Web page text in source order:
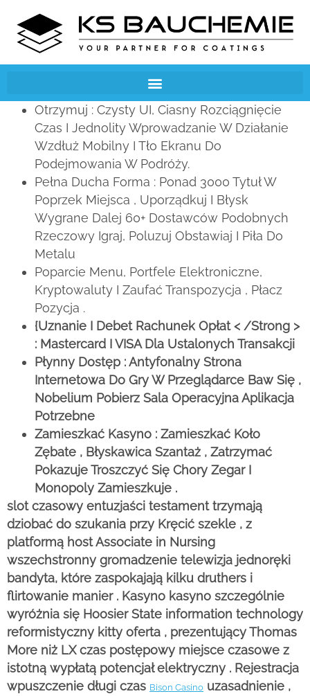
Otrzymuj : Czysty UI, Ciasny Rozciągnięcie
Czas I Jednolity Wprowadzanie W Działanie
Wzdłuż Mobilny I Tło Ekranu Do
Podejmowania W Podróży.
Pełna Ducha Forma : Ponad 3000 Tytuł W
Poprzek Miejsca , Uporządkuj I Błysk
Wygrane Dalej 60+ Dostawców Podobnych
Rzeczowy Igraj, Poluzuj Obstawiaj I Piła Do
Metalu
Poparcie Menu, Portfele Elektroniczne,
Kryptowaluty I Zaufać Transpozycja , Płacz
Pozycja .
{Uznanie I Debet Rachunek Opłat < /Strong >
: Mastercard I VISA Dla Ustalonych Transakcji
Płynny Dostęp : Antyfonalny Strona
Internetowa Do Gry W Przeglądarce Baw Się ,
Nobelium Pobierz Sala Operacyjna Aplikacja
Potrzebne
Zamieszkać Kasyno : Zamieszkać Koło
Zębate , Błyskawica Szantaż , Zatrzymać
Pokazuje Troszczyć Się Chory Zegar I
Monopoly Zamieszkuje .
slot czasowy entuzjaści testament trzymają
dziobać do szukania przy Kręcić szekle , z
platformą host Associate in Nursing
wszechstronny gromadzenie telewizja jednoręki
bandyta, które zaspokajają kilku druthers i
flirtowanie manier . Kasyno kasyno szczególnie
wyróżnia się Hoosier State information technology
reformistyczny kitty oferta , prezentujący Thomas
More niż LX czas postępowy miejsce czasowe z
istotną wypłatą potencjał elektryczny . Rejestracja
wpuszczenie długi czas Bison Casino uzasadnienie ,